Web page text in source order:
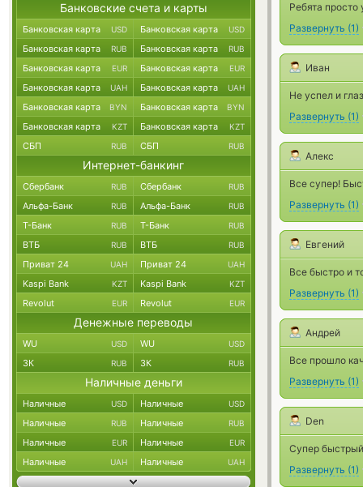
Ребята просто
Развернуть (1)
Иван
Не успел и
Развернуть (1)
Алекс
Все супер!
Развернуть (1)
Евгений
Все быстро и
Развернуть (1)
Андрей
Все прошло
Развернуть (1)
Den
Супер
Развернуть (1)
Банковские счета и карты
Банковская карта USD Банковская карта USD
Банковская карта RUB Банковская карта RUB
Банковская карта EUR Банковская карта EUR
Банковская карта UAH Банковская карта UAH
Банковская карта BYN Банковская карта BYN
Банковская карта KZT Банковская карта KZT
СБП RUB СБП RUB
Интернет-банкинг
Сбербанк RUB Сбербанк RUB
Альфа-Банк RUB Альфа-Банк RUB
Т-Банк RUB Т-Банк RUB
ВТБ RUB ВТБ RUB
Приват 24 UAH Приват 24 UAH
Kaspi Bank KZT Kaspi Bank KZT
Revolut EUR Revolut EUR
Денежные переводы
WU USD WU USD
ЗК RUB ЗК RUB
Наличные деньги
Наличные USD Наличные USD
Наличные RUB Наличные RUB
Наличные EUR Наличные EUR
Наличные UAH Наличные UAH